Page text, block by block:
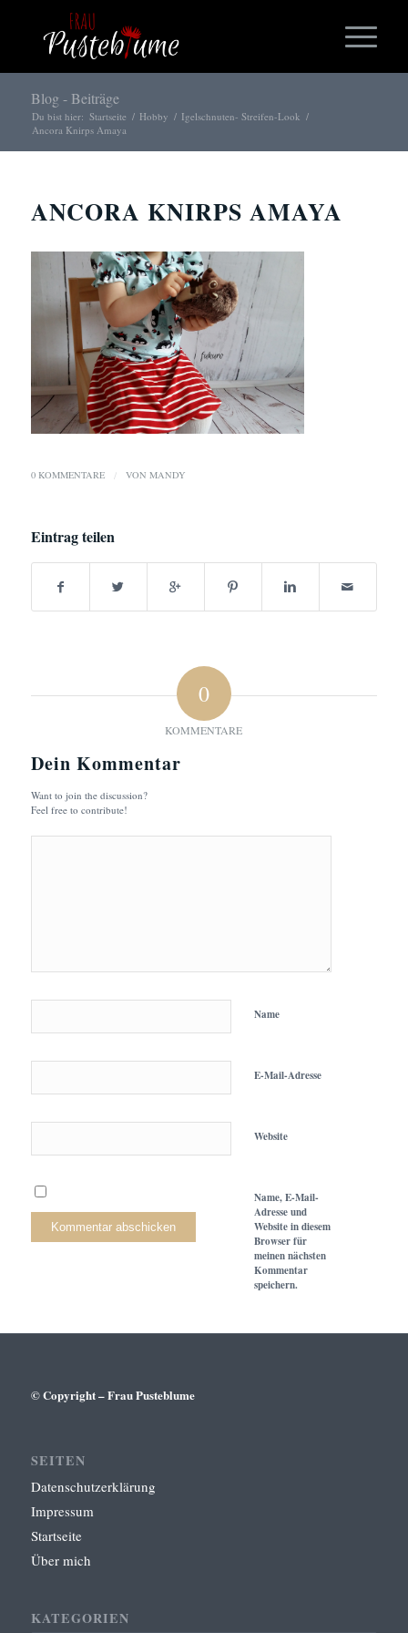
Blog - Beiträge
Du bist hier: Startseite / Hobby / Igelschnuten- Streifen-Look /
Ancora Knirps Amaya
ANCORA KNIRPS AMAYA
0 KOMMENTARE / VON MANDY
Eintrag teilen
0
KOMMENTARE
Dein Kommentar
Want to join the discussion?
Feel free to contribute!
Name
E-Mail-Adresse
Website
Name, E-Mail-
Adresse und
Website in diesem
Browser für
meinen nächsten
Kommentar
speichern.
© Copyright – Frau Pusteblume
SEITEN
Datenschutzerklärung
Impressum
Startseite
Über mich
KATEGORIEN